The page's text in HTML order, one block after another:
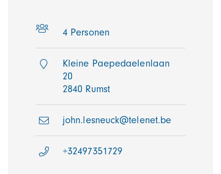
4 Personen
Kleine Paepedaelenlaan
20
2840 Rumst
john.lesneuck@telenet.be
+32497351729